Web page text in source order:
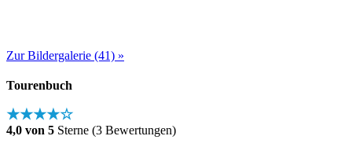
Zur Bildergalerie (41) »
Tourenbuch
★★★★☆
4,0 von 5 Sterne (3 Bewertungen)